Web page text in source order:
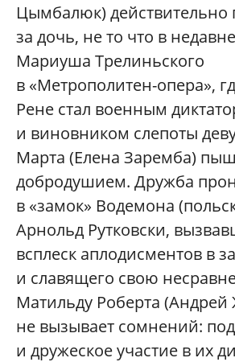
Цымбалюк) действительно
за дочь, не то что в
Мариуша Трелиньского
в «Метрополитен-опера»,
Рене стал военным
и виновником слепоты
Марта (Елена Заремба)
добродушием. Дружба
в «замок» Водемона
Арнольд Рутковски,
всплеск аплодисментов в
и славящего свою
Матильду Роберта
не вызывает сомнений:
и дружеское участие в их